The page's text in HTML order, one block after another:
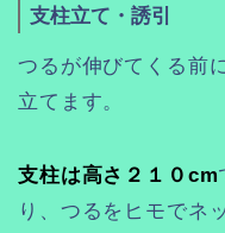
支柱立て・誘引
つるが伸びてくる前
立てます。
支柱は高さ２１０cm
り、つるをヒモでネ